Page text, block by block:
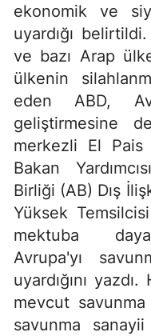
ekonomik ve
uyardığı
ve bazı Arap
ülkenin
eden ABD,
geliştirmesine
merkezli El Pais
Bakan
Birliği (AB) Dış
Yüksek
mektuba
Avrupa'yı
uyardığını
mevcut
savunma